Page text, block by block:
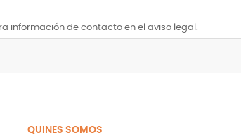
información de contacto en el aviso legal.
QUINES SOMOS